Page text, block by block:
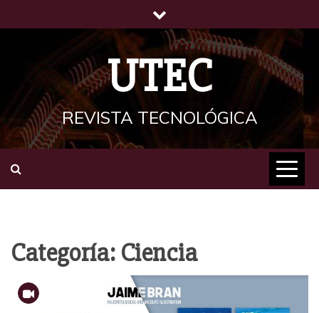
al
UTEC
REVISTA TECNOLÓGICA
Categoría: Ciencia